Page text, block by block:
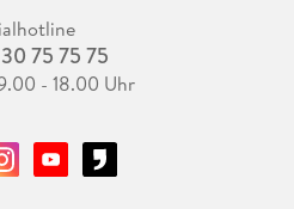
75 75 75
- 18.00 Uhr